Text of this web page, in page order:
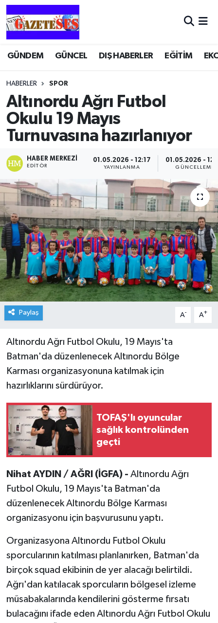
GÜNDEM GÜNCEL DIŞ HABERLER EĞİTİM
HABERLER SPOR
Altınordu Ağrı Futbol
Okulu 19 Mayıs
Turnuvasına hazırlanıyor
HABER MERKEZI
EDITÖR
01.05.2026 - 12:17
YAYINLANMA
01.05.2026 -
GÜNCELLEME
Paylaş A- A+
Altınordu Ağrı Futbol Okulu, 19 Mayıs'ta
Batman'da düzenlenecek Altınordu Bölge
Karması organizasyonuna katılmak için
hazırlıklarını sürdürüyor.
TOFAŞ'lı oyuncular
sağlık kontrolünden
geçti
Nihat AYDIN / AĞRI (İGFA) - Altınordu Ağrı
Futbol Okulu, 19 Mayıs'ta Batman'da
düzenlenecek Altınordu Bölge Karması
organizasyonu için başvurusunu yaptı.
Organizasyona Altınordu Futbol Okulu
sporcularının katılması planlanırken, Batman'da
birçok squad ekibinin de yer alacağı belirtildi.
Ağrı'dan katılacak sporcuların bölgesel izleme
müsabakalarında kendilerini gösterme fırsatı
bulacağını ifade eden Altınordu Ağrı Futbol Okulu